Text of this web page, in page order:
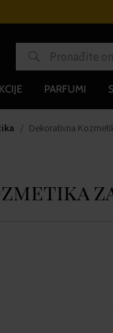
PARFUMI
Dekorativna